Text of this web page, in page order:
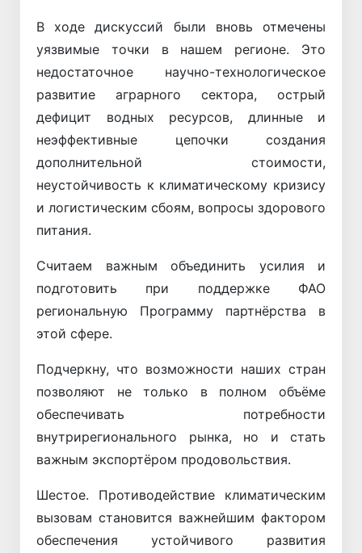
В ходе дискуссий были вновь отмечены
уязвимые точки в нашем регионе. Это
недостаточное научно-технологическое
развитие аграрного сектора, острый
дефицит водных ресурсов, длинные и
неэффективные цепочки создания
дополнительной стоимости,
неустойчивость к климатическому кризису
и логистическим сбоям, вопросы здорового
питания.
Считаем важным объединить усилия и
подготовить при поддержке ФАО
региональную Программу партнёрства в
этой сфере.
Подчеркну, что возможности наших стран
позволяют не только в полном объёме
обеспечивать потребности
внутрирегионального рынка, но и стать
важным экспортёром продовольствия.
Шестое. Противодействие климатическим
вызовам становится важнейшим фактором
обеспечения устойчивого развития